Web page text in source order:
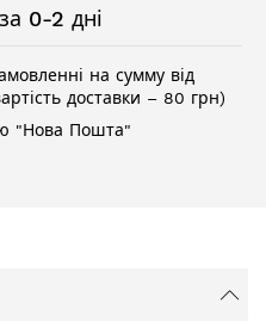
0-2 дні
на сумму від
доставки – 80 грн)
"Нова Пошта"